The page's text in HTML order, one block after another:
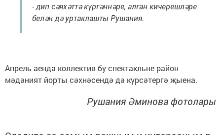
- дип сәяхәттә күргәннәре, алган кичерешләре
белән дә уртаклашты Рушания.
Апрель аенда коллектив бу спектакльне район
мәдәният йорты сәхнәсендә дә күрсәтергә җыена.
Рушания Әминова фотолары